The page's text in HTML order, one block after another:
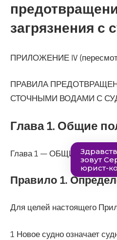
загрязнения с
ПРИЛОЖЕНИЕ IV
ПРАВИЛА
СТОЧНЫМИ ВОДАМИ С
Глава 1. Общие
Глава 1 — ОБЩИЕ
Правило 1.
Для целей настоящего
1 Новое судно означает